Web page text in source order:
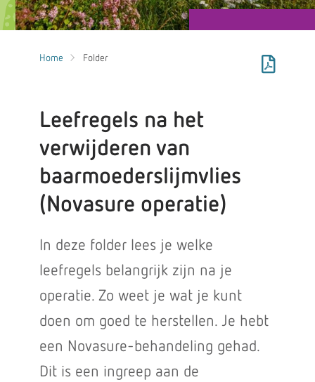
Home Folder
Leefregels na het
verwijderen van
baarmoederslijmvlies
(Novasure operatie)
In deze folder lees je welke
leefregels belangrijk zijn na je
operatie. Zo weet je wat je kunt
doen om goed te herstellen. Je hebt
een Novasure-behandeling gehad.
Dit is een ingreep aan de